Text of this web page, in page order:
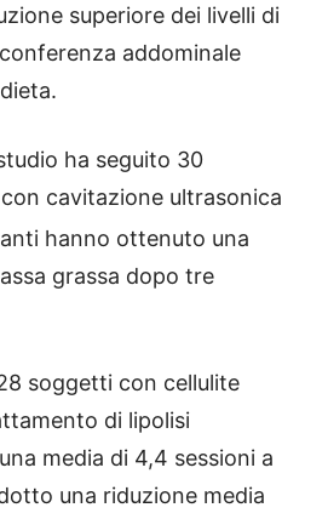
superiore dei livelli di
addominale
ha seguito 30
cavitazione ultrasonica
hanno ottenuto una
grassa dopo tre
soggetti con cellulite
di lipolisi
media di 4,4 sessioni a
una riduzione media